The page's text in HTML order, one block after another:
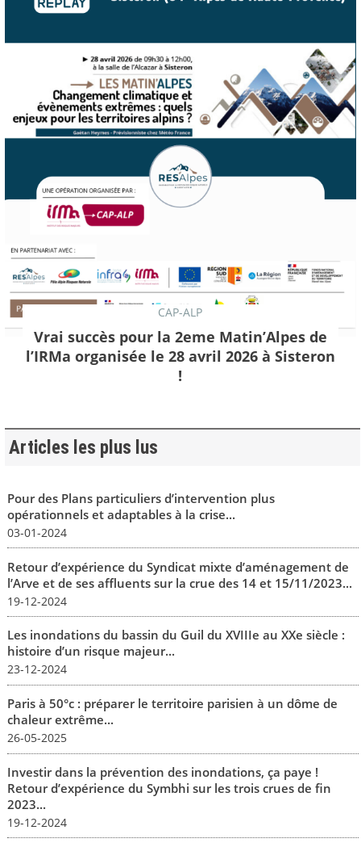
CAP-ALP
Vrai succès pour la 2eme Matin’Alpes de
l’IRMa organisée le 28 avril 2026 à Sisteron
!
Articles les plus lus
Pour des Plans particuliers d’intervention plus
opérationnels et adaptables à la crise...
03-01-2024
Retour d’expérience du Syndicat mixte d’aménagement de
l’Arve et de ses affluents sur la crue des 14 et 15/11/2023...
19-12-2024
Les inondations du bassin du Guil du XVIIIe au XXe siècle :
histoire d’un risque majeur...
23-12-2024
Paris à 50°c : préparer le territoire parisien à un dôme de
chaleur extrême...
26-05-2025
Investir dans la prévention des inondations, ça paye !
Retour d’expérience du Symbhi sur les trois crues de fin
2023...
19-12-2024